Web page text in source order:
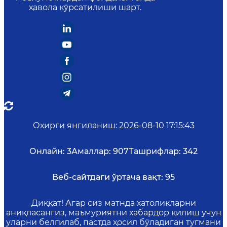
ҳавола кўрсатилиши шарт.
Охирги янгиланиш: 2026-08-10 17:15:43
Онлайн: 3Амаллар: 907Ташрифлар: 342
Веб-сайтдаги ўртача вақт: 95
Диққат! Агар сиз матнда хатоликларни
аниқласангиз, маъмуриятни хабардор қилиш учун
уларни белгилаб, пастда ҳосил бўладиган тугмани